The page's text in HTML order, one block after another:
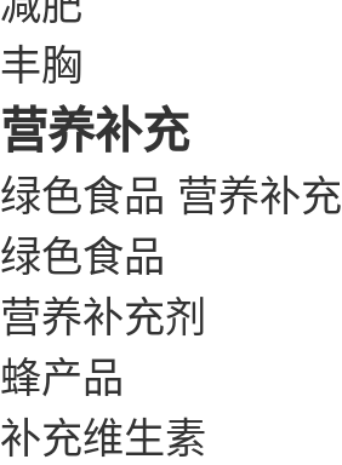
丰胸
营养补充
绿色食品 营养补充
绿色食品
营养补充剂
蜂产品
补充维生素